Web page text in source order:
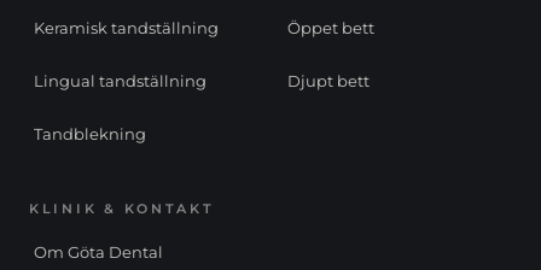
Keramisk tandställning
Lingual tandställning
Tandblekning
Öppet bett
Djupt bett
KLINIK & KONTAKT
Om Göta Dental